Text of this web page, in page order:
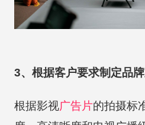
3、根据客户要求制定品
根据影视广告片的拍摄标